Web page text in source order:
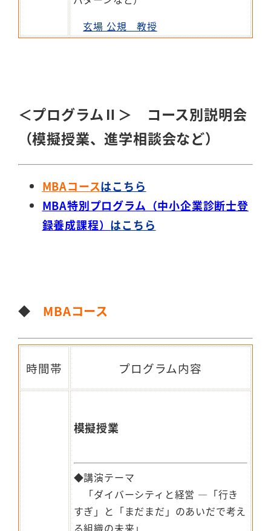
玄場 公規 教授
＜プログラムⅡ＞ コース別説明会
（模擬授業、進学相談会など）
MBAコースはこちら
MBA特別プログラム（中小企業診断士登
録養成課程） はこちら
◆ MBAコース
時間帯 プログラム内容
模擬授業
◆講演テーマ
「ダイバーシティと経営 ―「行き
すぎ」と「まだまだ」のあいだで考え
る組織の未来」